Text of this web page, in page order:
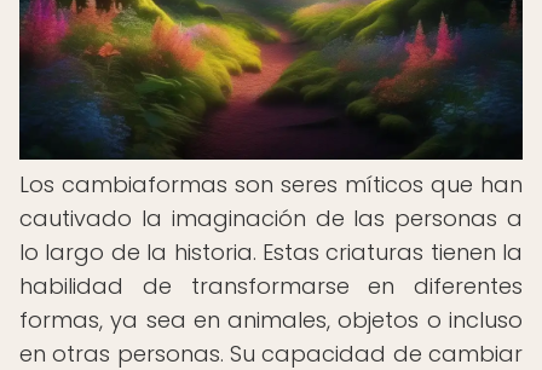
Los cambiaformas son seres míticos que han
cautivado la imaginación de las personas a
lo largo de la historia. Estas criaturas tienen la
habilidad de transformarse en diferentes
formas, ya sea en animales, objetos o incluso
en otras personas. Su capacidad de cambiar